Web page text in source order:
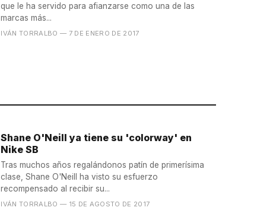
que le ha servido para afianzarse como una de las
marcas más...
IVÁN TORRALBO — 7 DE ENERO DE 2017
Shane O'Neill ya tiene su 'colorway' en
Nike SB
Tras muchos años regalándonos patín de primerísima
clase, Shane O'Neill ha visto su esfuerzo
recompensado al recibir su...
IVÁN TORRALBO — 15 DE AGOSTO DE 2017